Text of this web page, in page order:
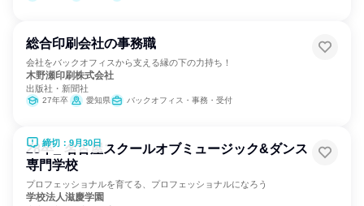
総合印刷会社の事務職
会社をバックオフィスから支える縁の下の力持ち！
木野瀬印刷株式会社
出版社・新聞社
27年卒 愛知県 バックオフィス・事務・受付
締切：9月30日
28卒_ 名古屋スクールオブミュージック&ダンス
専門学校
プロフェッショナルを育てる、プロフェッショナルになろう
学校法人滋慶学園